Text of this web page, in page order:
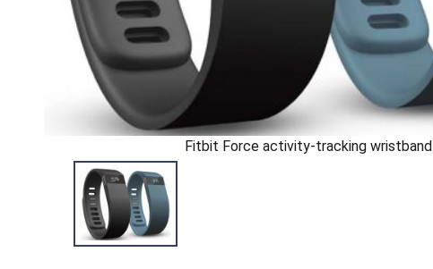
Fitbit Force activity-tracking wristband